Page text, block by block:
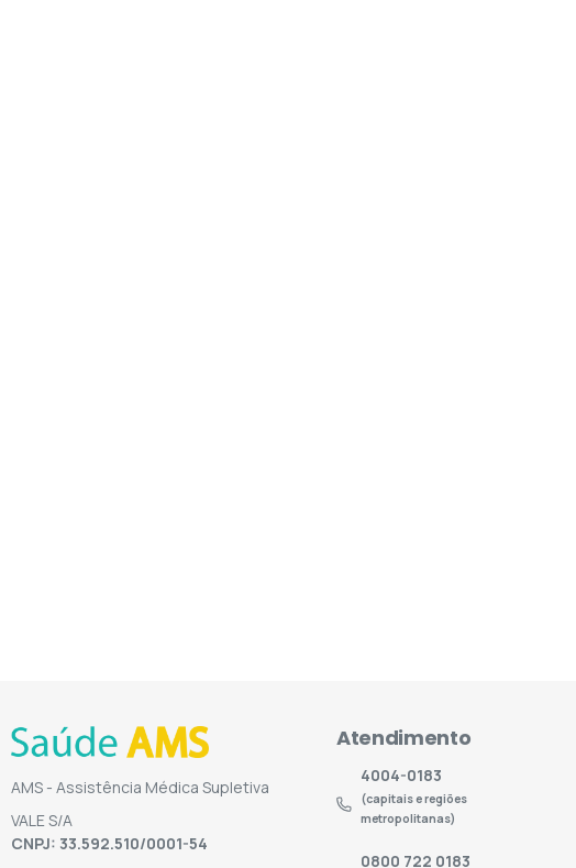
AMS - Assistência Médica Supletiva
VALE S/A
CNPJ: 33.592.510/0001-54
Atendimento
4004-0183
(capitais e regiões
metropolitanas)
0800 722 0183